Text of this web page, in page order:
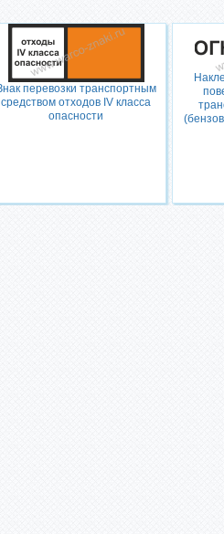
перевозки транспортным
средством отходов IV класса
опасности